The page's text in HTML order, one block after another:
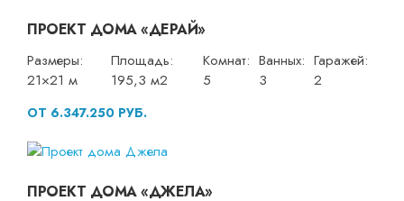
ПРОЕКТ ДОМА «ДЕРАЙ»
Размеры:
21×21 м
Площадь:
195,3 м2
Комнат:
5
Ванных:
3
Гаражей:
2
ОТ 6.347.250 РУБ.
ПРОЕКТ ДОМА «ДЖЕЛА»